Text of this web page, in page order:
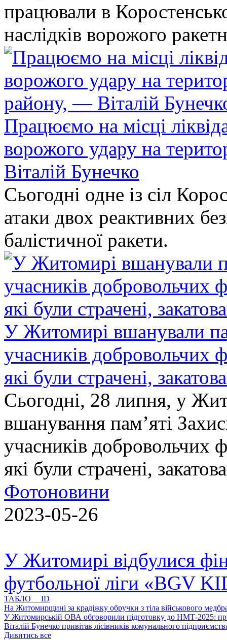
працювали в
наслідків ворожого
Працюємо на місці
ворожого удару на
Віталій Бунечко
Сьогодні одне із сіл
атаки двох реактивних
балістичної ракети.
У Житомирі вшанували
учасників добровольчих
які були страчені,
Сьогодні, 28 липня, у
вшанування пам’яті
учасників добровольчих
які були страчені,
Фотоновини
2023-05-26
У Житомирі відбулися
футбольної ліги «BGV
ТАБЛО ID
На Житомирщині за крадіжку обручки з тіла військового
У Житомирській ОВА обговорили підготовку до НМТ-2025:
Віталій Бунечко привітав лісівників комунального
Дивитись все